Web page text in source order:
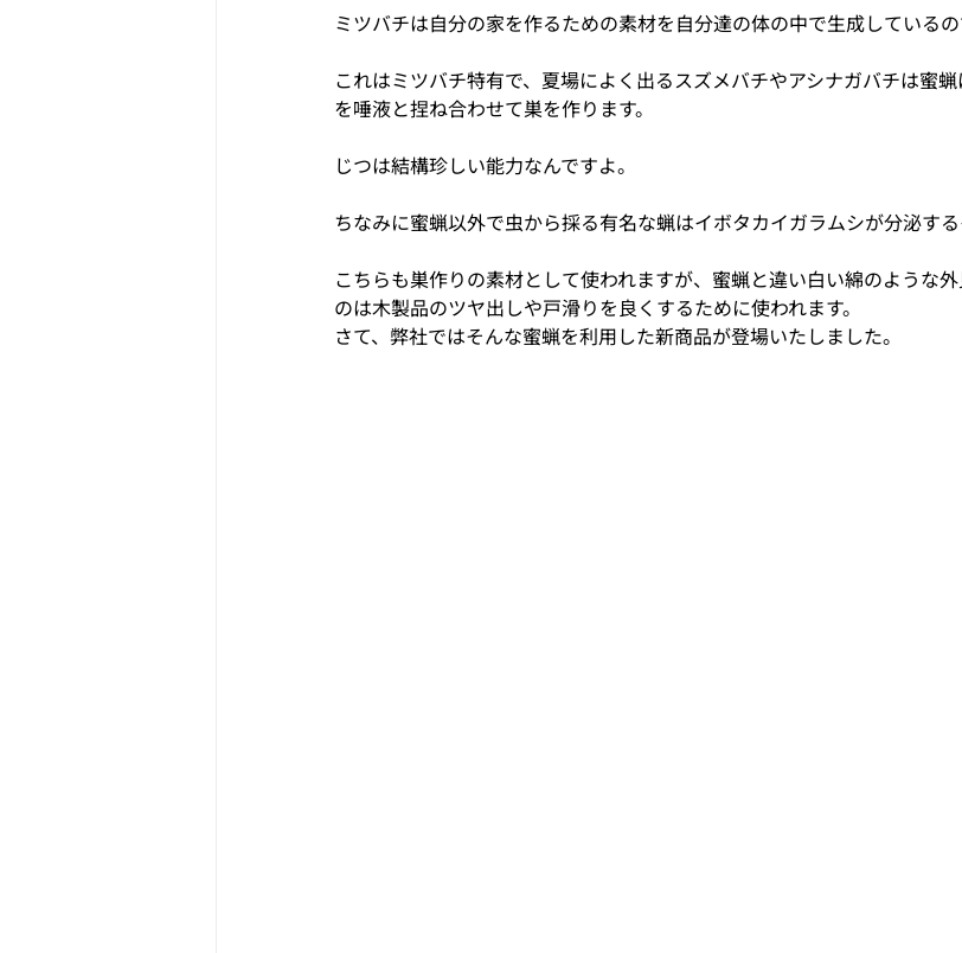
ミツバチは自分の家を作るための素材を自分達の体の中で生成しているの
これはミツバチ特有で、夏場によく出るスズメバチやアシナガバチは蜜
を唾液と捏ね合わせて巣を作ります。
じつは結構珍しい能力なんですよ。
ちなみに蜜蝋以外で虫から採る有名な蝋はイボタカイガラムシが分泌する
こちらも巣作りの素材として使われますが、蜜蝋と違い白い綿のような
のは木製品のツヤ出しや戸滑りを良くするために使われます。
さて、弊社ではそんな蜜蝋を利用した新商品が登場いたしました。